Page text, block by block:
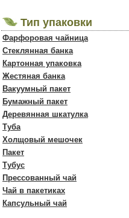
Тип упаковки
Фарфоровая чайница
Стеклянная банка
Картонная упаковка
Жестяная банка
Вакуумный пакет
Бумажный пакет
Деревянная шкатулка
Туба
Холщовый мешочек
Пакет
Тубус
Прессованный чай
Чай в пакетиках
Капсульный чай